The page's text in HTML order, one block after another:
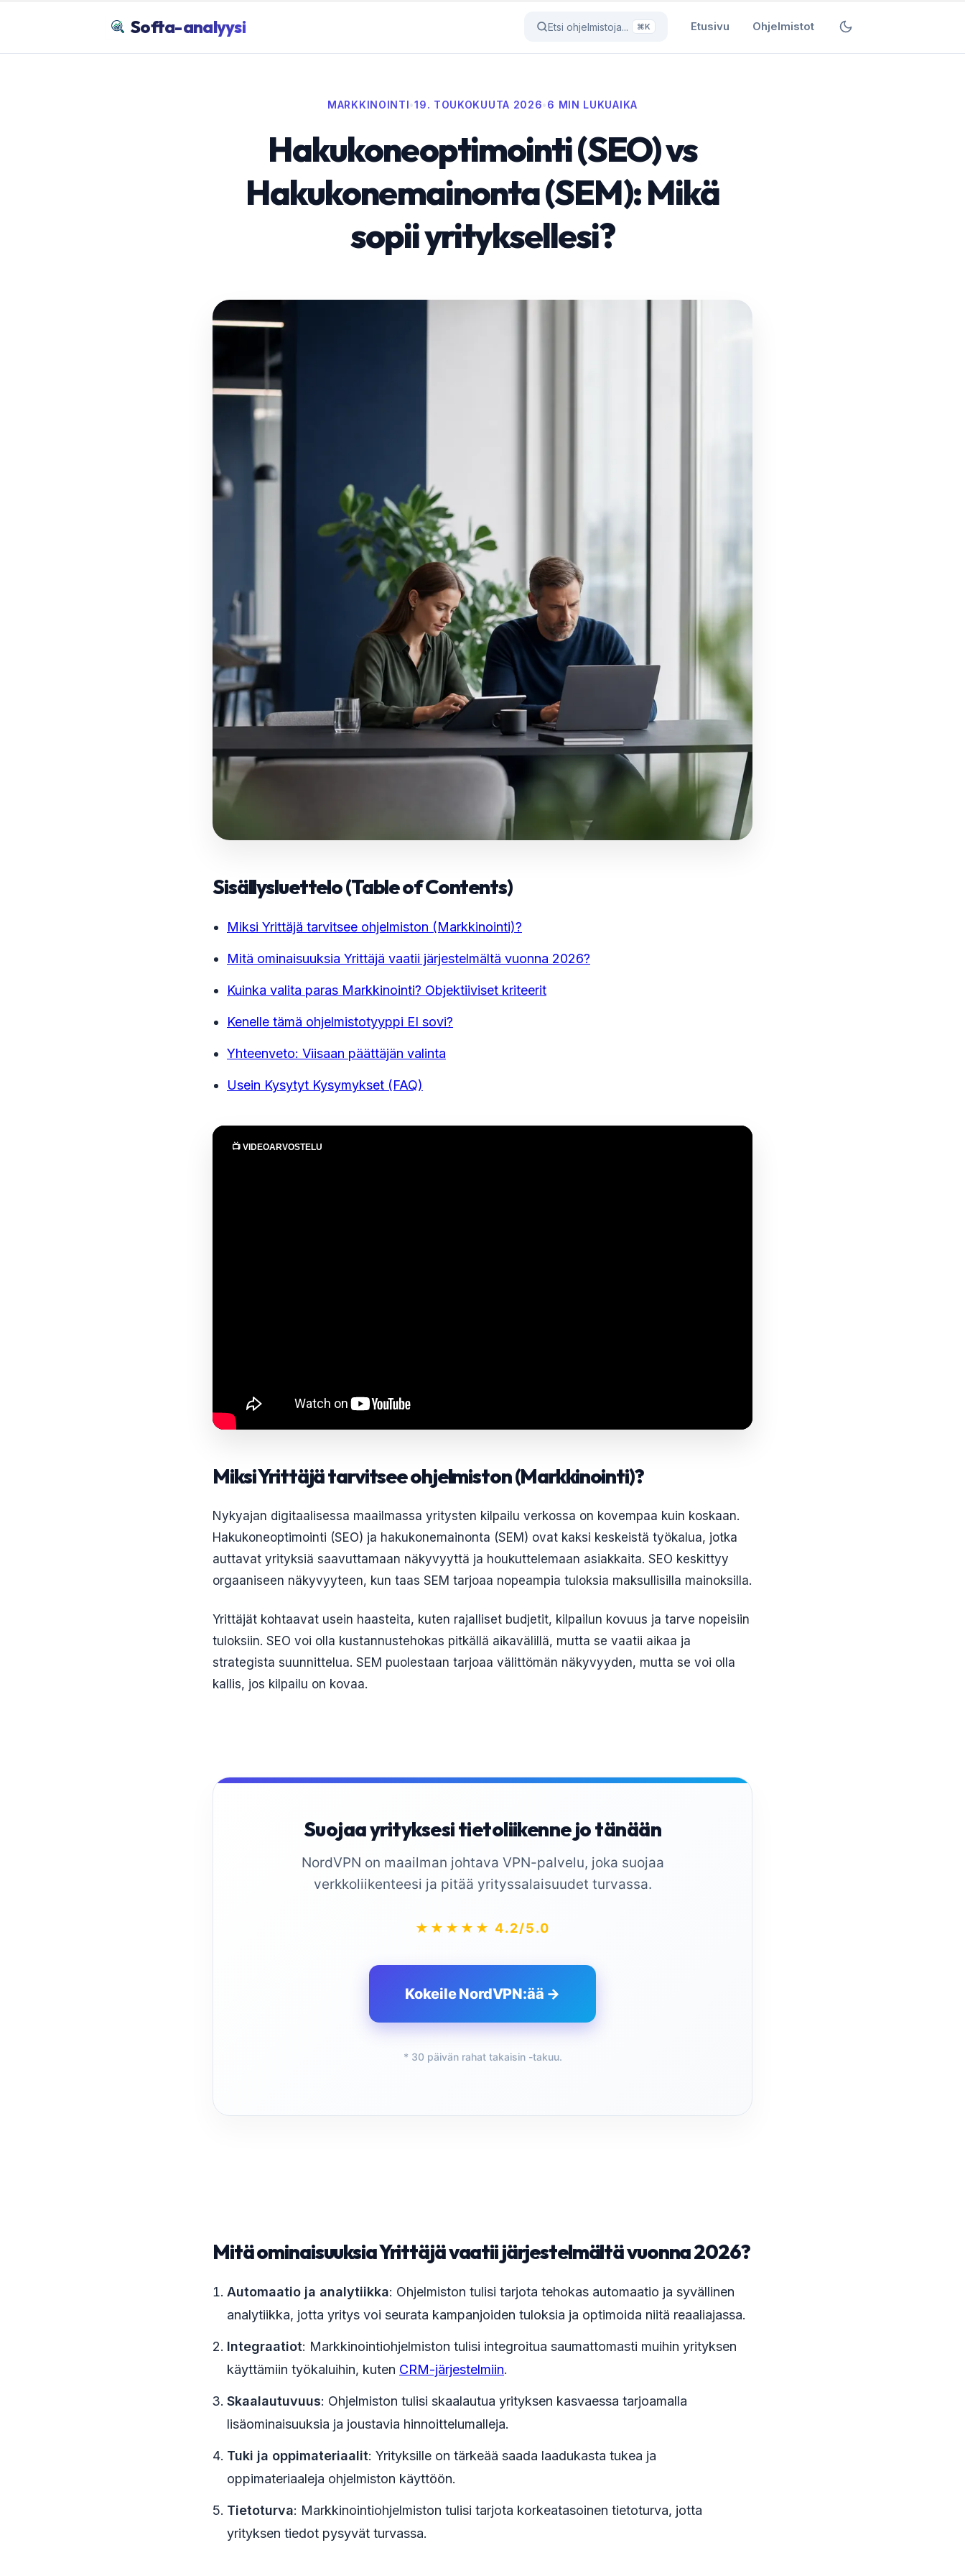
Softa-analyysi Etsi ohjelmistoja... ⌘K Etusivu Ohjelmistot
MARKKINOINTI•19. TOUKOKUUTA 2026•6 MIN LUKUAIKA
Hakukoneoptimointi (SEO) vs
Hakukonemainonta (SEM): Mikä
sopii yrityksellesi?
Sisällysluettelo (Table of Contents)
Miksi Yrittäjä tarvitsee ohjelmiston (Markkinointi)?
Mitä ominaisuuksia Yrittäjä vaatii järjestelmältä vuonna 2026?
Kuinka valita paras Markkinointi? Objektiiviset kriteerit
Kenelle tämä ohjelmistotyyppi EI sovi?
Yhteenveto: Viisaan päättäjän valinta
Usein Kysytyt Kysymykset (FAQ)
📺 VIDEOARVOSTELU
Miksi Yrittäjä tarvitsee ohjelmiston (Markkinointi)?
Nykyajan digitaalisessa maailmassa yritysten kilpailu verkossa on kovempaa kuin koskaan.
Hakukoneoptimointi (SEO) ja hakukonemainonta (SEM) ovat kaksi keskeistä työkalua, jotka
auttavat yrityksiä saavuttamaan näkyvyyttä ja houkuttelemaan asiakkaita. SEO keskittyy
orgaaniseen näkyvyyteen, kun taas SEM tarjoaa nopeampia tuloksia maksullisilla mainoksilla.
Yrittäjät kohtaavat usein haasteita, kuten rajalliset budjetit, kilpailun kovuus ja tarve nopeisiin
tuloksiin. SEO voi olla kustannustehokas pitkällä aikavälillä, mutta se vaatii aikaa ja
strategista suunnittelua. SEM puolestaan tarjoaa välittömän näkyvyyden, mutta se voi olla
kallis, jos kilpailu on kovaa.
Suojaa yrityksesi tietoliikenne jo tänään
NordVPN on maailman johtava VPN-palvelu, joka suojaa
verkkoliikenteesi ja pitää yrityssalaisuudet turvassa.
★★★★★ 4.2/5.0
Kokeile NordVPN:ää →
* 30 päivän rahat takaisin -takuu.
Mitä ominaisuuksia Yrittäjä vaatii järjestelmältä vuonna 2026?
Automaatio ja analytiikka: Ohjelmiston tulisi tarjota tehokas automaatio ja syvällinen
analytiikka, jotta yritys voi seurata kampanjoiden tuloksia ja optimoida niitä reaaliajassa.
Integraatiot: Markkinointiohjelmiston tulisi integroitua saumattomasti muihin yrityksen
käyttämiin työkaluihin, kuten CRM-järjestelmiin.
Skaalautuvuus: Ohjelmiston tulisi skaalautua yrityksen kasvaessa tarjoamalla
lisäominaisuuksia ja joustavia hinnoittelumalleja.
Tuki ja oppimateriaalit: Yrityksille on tärkeää saada laadukasta tukea ja
oppimateriaaleja ohjelmiston käyttöön.
Tietoturva: Markkinointiohjelmiston tulisi tarjota korkeatasoinen tietoturva, jotta
yrityksen tiedot pysyvät turvassa.